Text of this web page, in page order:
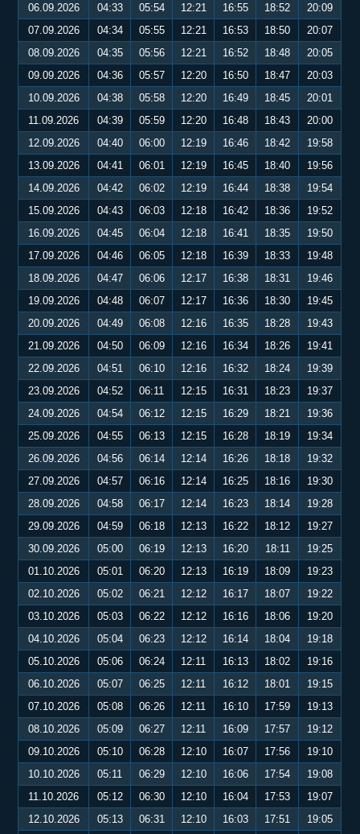
06.09.2026
04:33 05:54 12:21 16:55 18:52
20:09
07.09.2026
04:34 05:55 12:21 16:53 18:50
20:07
08.09.2026
04:35 05:56 12:21 16:52 18:48
20:05
09.09.2026
04:36 05:57 12:20 16:50 18:47
20:03
10.09.2026
04:38 05:58 12:20 16:49 18:45
20:01
11.09.2026
04:39 05:59 12:20 16:48 18:43
20:00
12.09.2026
04:40 06:00 12:19 16:46 18:42
19:58
13.09.2026
04:41 06:01 12:19 16:45 18:40
19:56
14.09.2026
04:42 06:02 12:19 16:44 18:38
19:54
15.09.2026
04:43 06:03 12:18 16:42 18:36
19:52
16.09.2026
04:45 06:04 12:18 16:41 18:35
19:50
17.09.2026
04:46 06:05 12:18 16:39 18:33
19:48
18.09.2026
04:47 06:06 12:17 16:38 18:31
19:46
19.09.2026
04:48 06:07 12:17 16:36 18:30
19:45
20.09.2026
04:49 06:08 12:16 16:35 18:28
19:43
21.09.2026
04:50 06:09 12:16 16:34 18:26
19:41
22.09.2026
04:51 06:10 12:16 16:32 18:24
19:39
23.09.2026
04:52 06:11 12:15 16:31 18:23
19:37
24.09.2026
04:54 06:12 12:15 16:29 18:21
19:36
25.09.2026
04:55 06:13 12:15 16:28 18:19
19:34
26.09.2026
04:56 06:14 12:14 16:26 18:18
19:32
27.09.2026
04:57 06:16 12:14 16:25 18:16
19:30
28.09.2026
04:58 06:17 12:14 16:23 18:14
19:28
29.09.2026
04:59 06:18 12:13 16:22 18:12
19:27
30.09.2026
05:00 06:19 12:13 16:20 18:11
19:25
01.10.2026
05:01 06:20 12:13 16:19 18:09
19:23
02.10.2026
05:02 06:21 12:12 16:17 18:07
19:22
03.10.2026
05:03 06:22 12:12 16:16 18:06
19:20
04.10.2026
05:04 06:23 12:12 16:14 18:04
19:18
05.10.2026
05:06 06:24 12:11 16:13 18:02
19:16
06.10.2026
05:07 06:25 12:11 16:12 18:01
19:15
07.10.2026
05:08 06:26 12:11 16:10 17:59
19:13
08.10.2026
05:09 06:27 12:11 16:09 17:57
19:12
09.10.2026
05:10 06:28 12:10 16:07 17:56
19:10
10.10.2026
05:11 06:29 12:10 16:06 17:54
19:08
11.10.2026
05:12 06:30 12:10 16:04 17:53
19:07
12.10.2026
05:13 06:31 12:10 16:03 17:51
19:05